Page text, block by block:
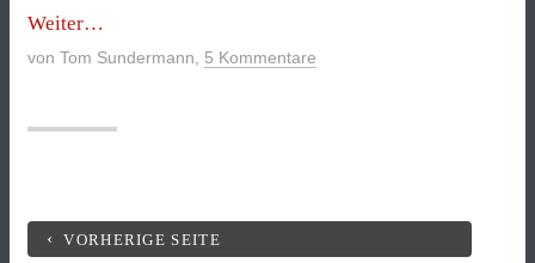
Weiter„Die
Büßertaktik
des
von Tom Sundermann, 5 Kommentare
VORHERIGE SEITE